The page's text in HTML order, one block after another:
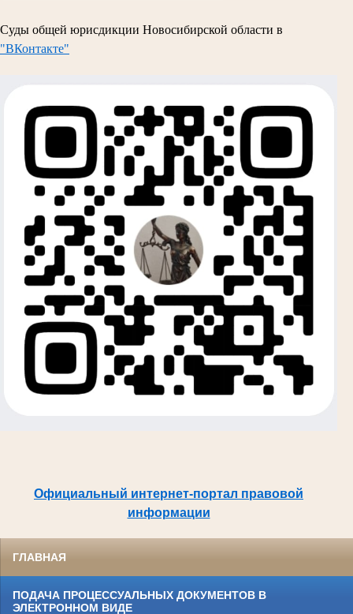
Суды общей юрисдикции Новосибирской области в
"ВКонтакте"
Официальный интернет-портал правовой
информации
ГЛАВНАЯ
ПОДАЧА ПРОЦЕССУАЛЬНЫХ ДОКУМЕНТОВ В
ЭЛЕКТРОННОМ ВИДЕ